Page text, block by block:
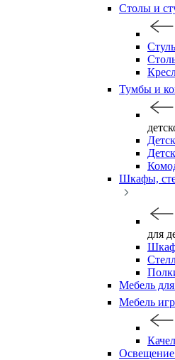
Столы и
Тумбы и
Шкафы,
для
Мебель
Мебель
Освещение